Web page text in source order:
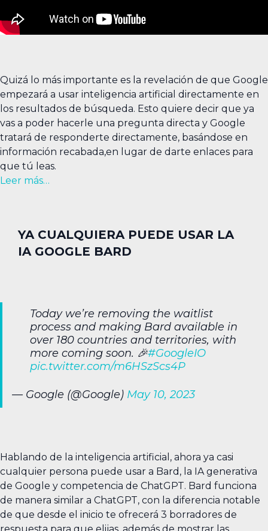
Quizá lo más importante es la revelación de que Google
empezará a usar inteligencia artificial directamente en
los resultados de búsqueda. Esto quiere decir que ya
vas a poder hacerle una pregunta directa y Google
tratará de responderte directamente, basándose en
información recabada,en lugar de darte enlaces para
que tú leas.
Leer más…
YA CUALQUIERA PUEDE USAR LA
IA GOOGLE BARD
Today we’re removing the waitlist
process and making Bard available in
over 180 countries and territories, with
more coming soon. 🎉#GoogleIO
pic.twitter.com/m6HSzScs4P
— Google (@Google) May 10, 2023
Hablando de la inteligencia artificial, ahora ya casi
cualquier persona puede usar a Bard, la IA generativa
de Google y competencia de ChatGPT. Bard funciona
de manera similar a ChatGPT, con la diferencia notable
de que desde el inicio te ofrecerá 3 borradores de
respuesta para que elijas, además de mostrar las